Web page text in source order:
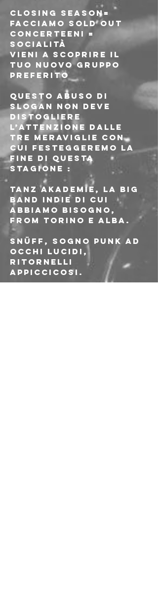
CLOSING SEASON=
FACCIAMO SOLD OUT
CONCERTEENI =
SOCIALITÀ
VIENI A SCOPRIRE IL
TUO NUOVO GRUPPO
PREFERITO
Questo abuso di
slogan non deve
distogliere
l’attenzione dalle
tre meraviglie con
cui festeggeremo la
fine di questa
stagione :
TANZ AKADEMIE, la big
band indie di cui
abbiamo bisogno,
from Torino e Alba.
SNÜFF, sogno punk ad
occhi lucidi,
ritornelli
appiccicosi.